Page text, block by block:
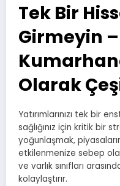
Tek Bir
Girmeyin
Olarak
Yatırımlarınızı tek bir
sağlığınız için kritik bir
yoğunlaşmak,
etkilenmenize sebep
ve varlık sınıfları
kolaylaştırır.